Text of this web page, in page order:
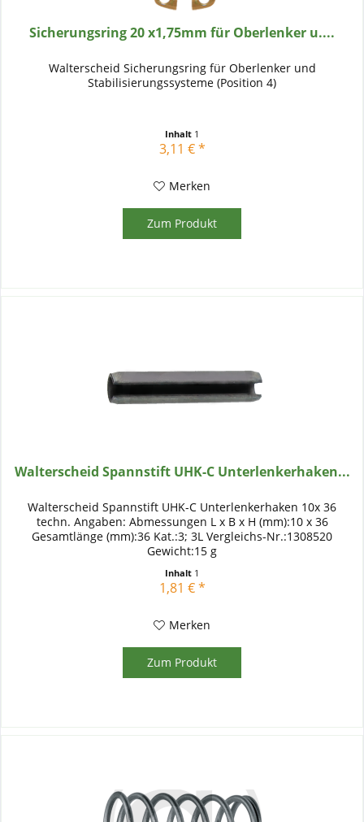
Sicherungsring 20 x1,75mm für Oberlenker u....
Walterscheid Sicherungsring für Oberlenker und
Stabilisierungssysteme (Position 4)
Inhalt 1
3,11 € *
Merken
Zum Produkt
Walterscheid Spannstift UHK-C Unterlenkerhaken...
Walterscheid Spannstift UHK-C Unterlenkerhaken 10x 36
techn. Angaben: Abmessungen L x B x H (mm):10 x 36
Gesamtlänge (mm):36 Kat.:3; 3L Vergleichs-Nr.:1308520
Gewicht:15 g
Inhalt 1
1,81 € *
Merken
Zum Produkt